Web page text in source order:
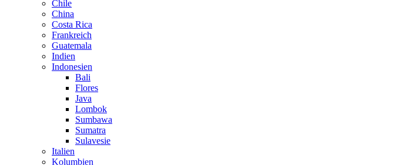
Chile
China
Costa Rica
Frankreich
Guatemala
Indien
Indonesien
Bali
Flores
Java
Lombok
Sumbawa
Sumatra
Sulavesie
Italien
Kolumbien